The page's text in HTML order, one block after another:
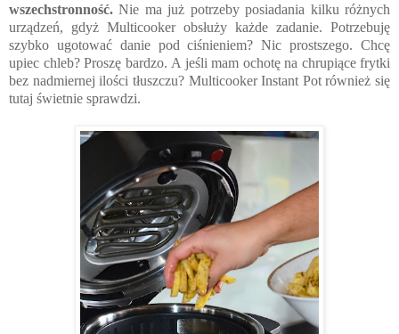
wszechstronność. Nie ma już potrzeby posiadania kilku różnych
urządzeń, gdyż Multicooker obsłuży każde zadanie. Potrzebuję
szybko ugotować danie pod ciśnieniem? Nic prostszego. Chcę
upiec chleb? Proszę bardzo. A jeśli mam ochotę na chrupiące frytki
bez nadmiernej ilości tłuszczu? Multicooker Instant Pot również się
tutaj świetnie sprawdzi.